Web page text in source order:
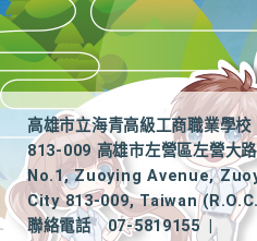
高雄市立海青高級工商職業學校
813-009 高雄市左營區左營大
No.1, Zuoying Avenue,
City 813-009, Taiwan
聯絡電話
07-5819155
|